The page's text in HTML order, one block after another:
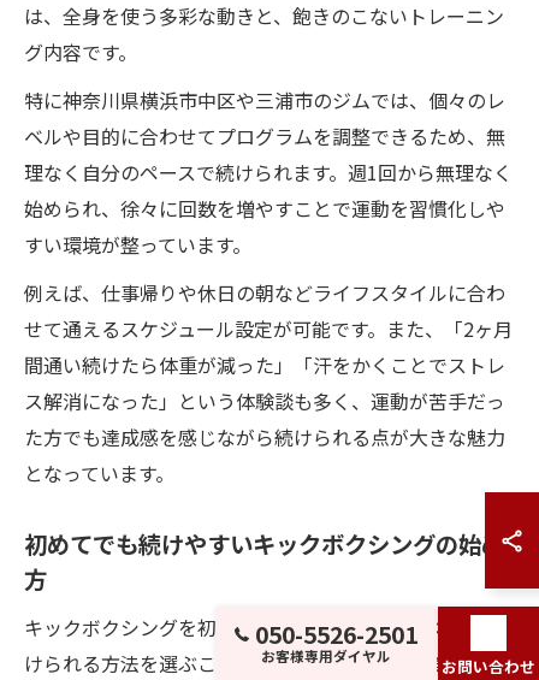
は、全身を使う多彩な動きと、飽きのこないトレーニン
グ内容です。
特に神奈川県横浜市中区や三浦市のジムでは、個々のレ
ベルや目的に合わせてプログラムを調整できるため、無
理なく自分のペースで続けられます。週1回から無理なく
始められ、徐々に回数を増やすことで運動を習慣化しや
すい環境が整っています。
例えば、仕事帰りや休日の朝などライフスタイルに合わ
せて通えるスケジュール設定が可能です。また、「2ヶ月
間通い続けたら体重が減った」「汗をかくことでストレ
ス解消になった」という体験談も多く、運動が苦手だっ
た方でも達成感を感じながら続けられる点が大きな魅力
となっています。
初めてでも続けやすいキックボクシングの始め
方
キックボクシングを初めて始める際は、無理なく長く続
けられる方法を選ぶことが重要です。まずは体験レッス
050-5526-2501
お客様専用ダイヤル お問い合わせ